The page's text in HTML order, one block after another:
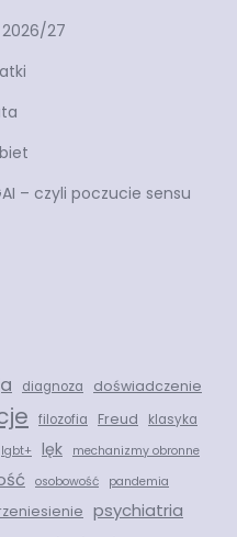
27
– czyli poczucie sensu
diagnoza doświadczenie
filozofia Freud klasyka
lgbt+ lęk
mechanizmy obronne
osobowość pandemia
psychiatria